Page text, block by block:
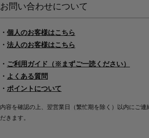
お問い合わせについて
・ 個人のお客様はこちら
・ 法人のお客様はこちら
・ ご利用ガイド（※まずご一読ください）
・ よくある質問
・ ポイントについて
内容を確認の上、翌営業日（繁忙期を除く）以内にご連
だきます。